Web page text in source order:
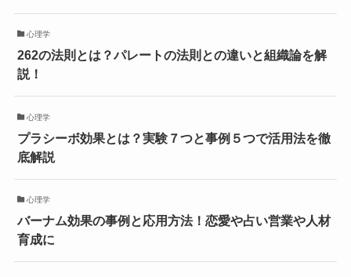
心理学
262の法則とは？パレートの法則との違いと組織論を解
説！
心理学
プラシーボ効果とは？実験７つと事例５つで活用法を徹
底解説
心理学
バーナム効果の事例と応用方法！恋愛や占い営業や人材
育成に